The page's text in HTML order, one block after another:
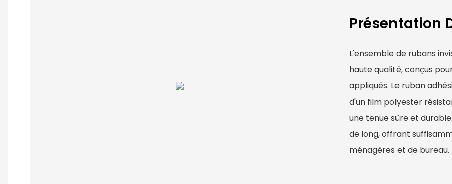
Présentation
L'ensemble de rubans
haute qualité, conçus
appliqués. Le ruban
d'un film polyester
une tenue sûre et
de long, offrant
ménagères et de bureau.